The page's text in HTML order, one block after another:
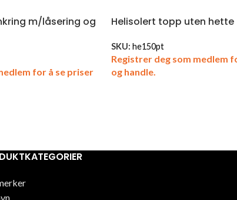
m/låsering og
for å se priser
Helisolert topp uten hette
SKU: he150pt
Registrer deg som medlem
og handle.